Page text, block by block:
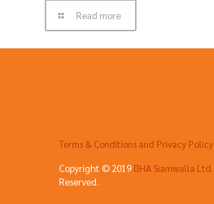
Read more
Terms & Conditions and Privacy Policy
Copyright © 2019 DHA Siamwalla Ltd.
Reserved.